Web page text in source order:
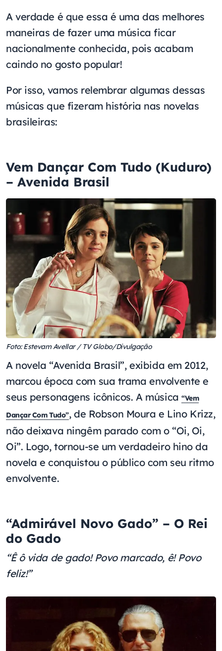
A verdade é que essa é uma das melhores
maneiras de fazer uma música ficar
nacionalmente conhecida, pois acabam
caindo no gosto popular!
Por isso, vamos relembrar algumas dessas
músicas que fizeram história nas novelas
brasileiras:
Vem Dançar Com Tudo (Kuduro)
– Avenida Brasil
Foto: Estevam Avellar / TV Globo/Divulgação
A novela “Avenida Brasil”, exibida em 2012,
marcou época com sua trama envolvente e
seus personagens icônicos. A música“Vem
Dançar Com Tudo”, de Robson Moura e Lino Krizz,
não deixava ningêm parado com o “Oi, Oi,
Oi”. Logo, tornou-se um verdadeiro hino da
novela e conquistou o público com seu ritmo
envolvente.
“Admirável Novo Gado” – O Rei
do Gado
“Ê ô vida de gado! Povo marcado, ê! Povo
feliz!”